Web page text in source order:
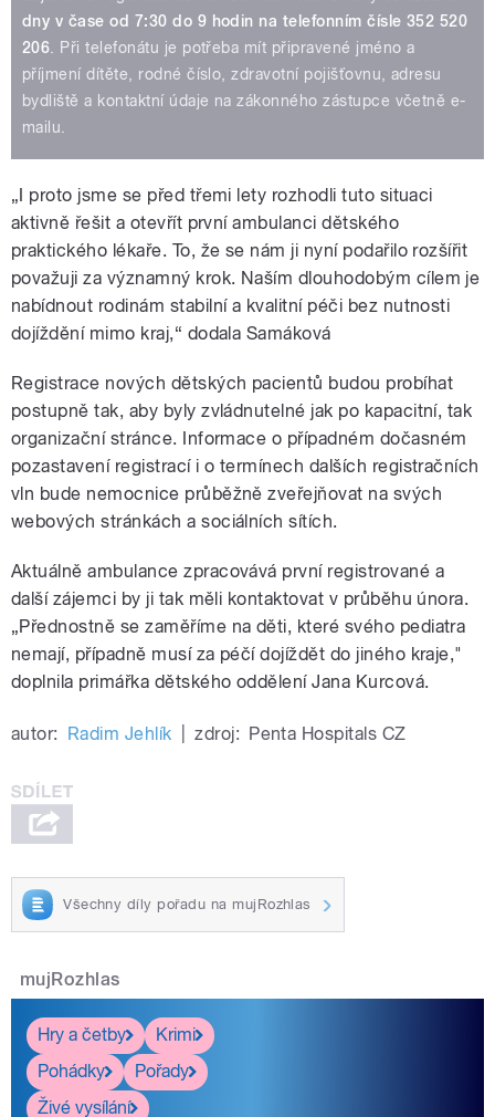
dny v čase od 7:30 do 9 hodin na telefonním čísle 352 520
206 . Při telefonátu je potřeba mít připravené jméno a
příjmení dítěte, rodné číslo, zdravotní pojišťovnu, adresu
bydliště a kontaktní údaje na zákonného zástupce včetně e-
mailu.
„I proto jsme se před třemi lety rozhodli tuto situaci
aktivně řešit a otevřít první ambulanci dětského
praktického lékaře. To, že se nám ji nyní podařilo rozšířit
považuji za významný krok. Naším dlouhodobým cílem je
nabídnout rodinám stabilní a kvalitní péči bez nutnosti
dojíždění mimo kraj,“ dodala Samáková
Registrace nových dětských pacientů budou probíhat
postupně tak, aby byly zvládnutelné jak po kapacitní, tak
organizační stránce. Informace o případném dočasném
pozastavení registrací i o termínech dalších registračních
vln bude nemocnice průběžně zveřejňovat na svých
webových stránkách a sociálních sítích.
Aktuálně ambulance zpracovává první registrované a
další zájemci by ji tak měli kontaktovat v průběhu února.
„Přednostně se zaměříme na děti, které svého pediatra
nemají, případně musí za péčí dojíždět do jiného kraje,"
doplnila primářka dětského oddělení Jana Kurcová.
autor: Radim Jehlík zdroj: Penta Hospitals CZ
Všechny díly pořadu na mujRozhlas
mujRozhlas
Hry a četby
Krimi
Pohádky
Pořady
Živé vysílání